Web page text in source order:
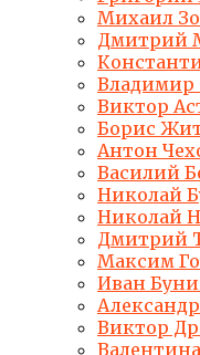
Михаил
Дмитрий
Владимир
Виктор
Борис
Антон
Василий
Николай
Николай
Дмитрий
Максим
Иван
Виктор